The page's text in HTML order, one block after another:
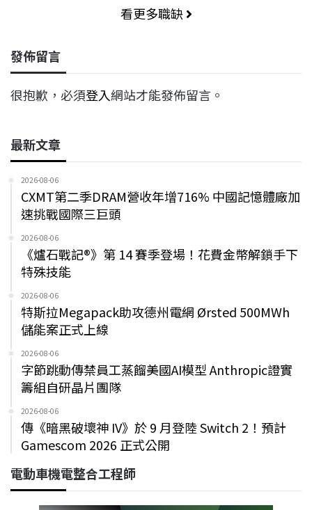
看更多職缺
發佈留言
很抱歉，必須登入網站才能發佈留言。
最新文章
2026-08-06
CXMT第二季DRAM營收年增716% 中國記憶體廠加
速挑戰國際三巨頭
2026-08-06
《爐石戰記®》第 14 賽季登場！花費金幣解鎖手下
特殊技能
2026-08-06
特斯拉Megapack助攻德州電網 Ørsted 500MWh
儲能案正式上線
2026-08-06
字節跳動傳禁員工蒸餾美國AI模型 Anthropic證實
籌組自研晶片團隊
2026-08-06
傳《暗黑破壞神 IV》於 9 月登陸 Switch 2！預計
Gamescom 2026 正式公開
電動車機電整合工程師